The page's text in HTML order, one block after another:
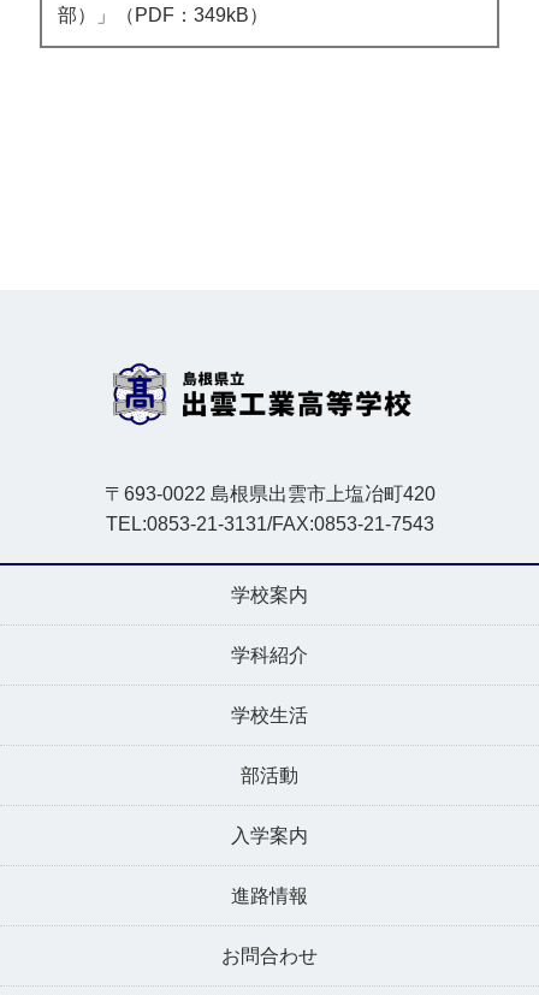
部）」（PDF：349kB）
〒693-0022 島根県出雲市上塩冶町420
TEL:0853-21-3131/FAX:0853-21-7543
学校案内
学科紹介
学校生活
部活動
入学案内
進路情報
お問合わせ